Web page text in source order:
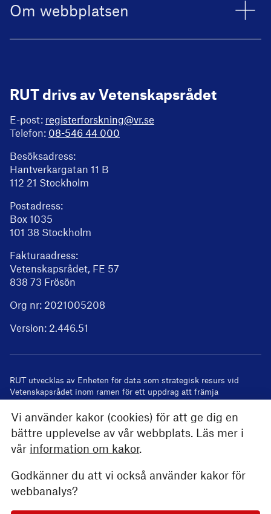
Vi använder kakor (cookies) för att ge dig en
bättre upplevelse av vår webbplats. Läs mer i
vår information om kakor.
Godkänner du att vi också använder kakor för
webbanalys?
Om webbplatsen
RUT drivs av Vetenskapsrådet
E-post: registerforskning@vr.se
Telefon: 08-546 44 000
Besöksadress:
Hantverkargatan 11 B
112 21 Stockholm
Postadress:
Box 1035
101 38 Stockholm
Fakturaadress:
Vetenskapsrådet, FE 57
838 73 Frösön
Org nr: 2021005208
Version: 2.446.51
RUT utvecklas av Enheten för data som strategisk resurs vid
Vetenskapsrådet inom ramen för ett uppdrag att främja
användandet av registeruppgifter i forskning